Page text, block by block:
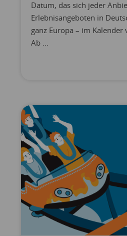
Datum, das sich jeder
Erlebnisangeboten in
ganz Europa – im
Ab ...